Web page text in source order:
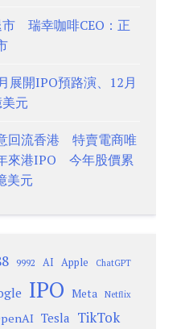
瑞幸咖啡CEO：正
展開IPO預路演、12月
元
回流香港 特賣電商唯
來港IPO 今年股價累
美元
9992 AI Apple ChatGPT
IPO Meta Netflix
Tesla TikTok